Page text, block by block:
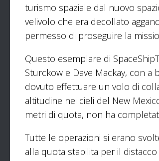
turismo spaziale dal nuovo
velivolo che era decollato
permesso di proseguire la
Questo esemplare di
Sturckow e Dave Mackay, con
dovuto effettuare un volo di
altitudine nei cieli del New
metri di quota, non ha
Tutte le operazioni si erano
alla quota stabilita per il